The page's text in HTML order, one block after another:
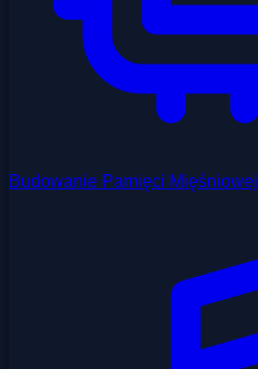
Budowanie Pamięci Mięśniowej